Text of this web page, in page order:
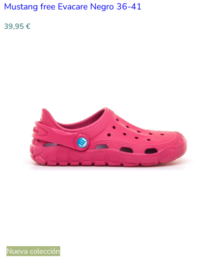
Mustang free Evacare Negro 36-41
39,95 €
Nueva colección